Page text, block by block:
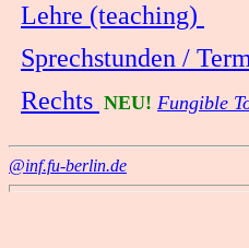
Lehre (teaching)
Sprechstunden /
Rechts NEU! Fungible
@inf.fu-berlin.de